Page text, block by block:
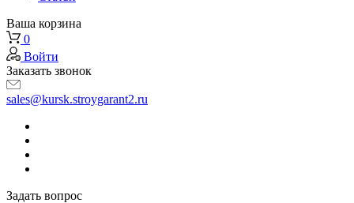
Ваша корзина
0
Войти
Заказать звонок
sales@kursk.stroygarant2.ru
Задать вопрос